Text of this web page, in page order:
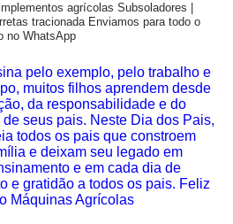
agrícolas Subsoladores |
tracionadaEnviamos para todo o
no WhatsApp